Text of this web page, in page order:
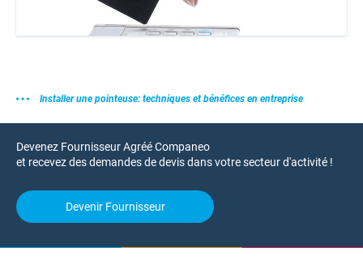
Installer une pointeuse: techniques et bénéfices en entreprise
Devenez Fournisseur Agréé Companeo
et recevez des demandes de devis dans votre secteur d'activité !
Devenir Fournisseur